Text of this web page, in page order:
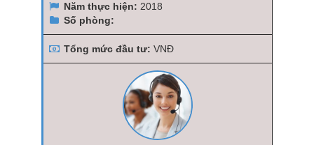
Năm thực hiện: 2018
Số phòng:
Tổng mức đầu tư: VNĐ